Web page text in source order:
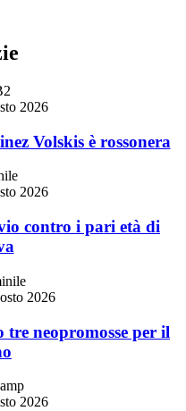
2026
Volskis è rossonera
2026
contro i pari età di
2026
neopromosse per il
2026